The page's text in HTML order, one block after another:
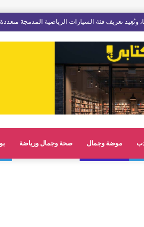
تعريف فئة السيارات الرياضية المدمجة
موضة وجمال صحة وجمال ورياضة